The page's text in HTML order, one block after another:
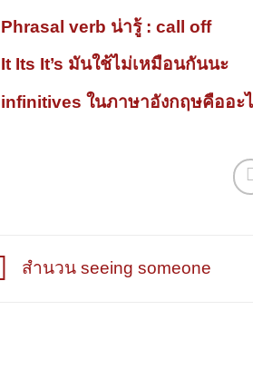
Phrasal verb น่ารู้ : call off
It Its It’s มันใช้ไม่เหมือนกันนะ
infinitives ในภาษาอังกฤษคืออะ
สำนวน seeing someone